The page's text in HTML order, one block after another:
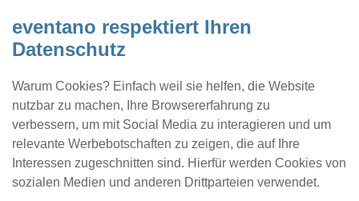
eventano respektiert Ihren
Datenschutz
Warum Cookies? Einfach weil sie helfen, die Website
nutzbar zu machen, Ihre Browsererfahrung zu
verbessern, um mit Social Media zu interagieren und um
relevante Werbebotschaften zu zeigen, die auf Ihre
Interessen zugeschnitten sind. Hierfür werden Cookies von
sozialen Medien und anderen Drittparteien verwendet.
Kontakt Location eintragen Profil